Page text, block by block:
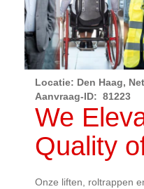
Locatie: Den Haag,
Aanvraag-ID: 81223
We
Quality
Onze liften, roltrappen